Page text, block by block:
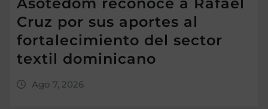
Cruz por sus aportes al
fortalecimiento del sector
textil dominicano
Ago 7, 2026